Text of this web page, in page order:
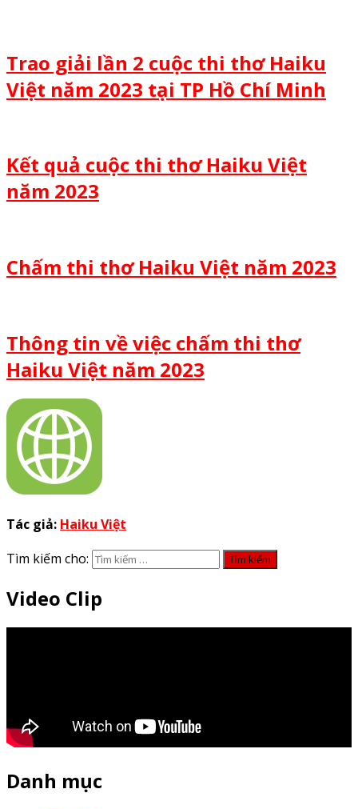
Trao giải lần 2 cuộc thi thơ Haiku
Việt năm 2023 tại TP Hồ Chí Minh
Kết quả cuộc thi thơ Haiku Việt
năm 2023
Chấm thi thơ Haiku Việt năm 2023
Thông tin về việc chấm thi thơ
Haiku Việt năm 2023
Tác giả: Haiku Việt
Tìm kiếm cho:
Video Clip
Danh mục